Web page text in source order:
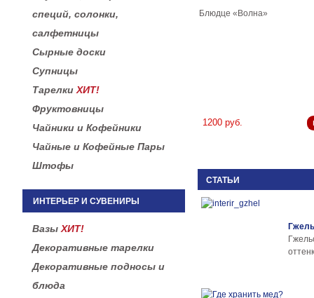
специй, солонки,
салфетницы
Сырные доски
Супницы
Тарелки ХИТ!
Фруктовницы
Чайники и Кофейники
Чайные и Кофейные Пары
Штофы
ИНТЕРЬЕР И СУВЕНИРЫ
Вазы ХИТ!
Декоративные тарелки
Декоративные подносы и
блюда
Блюдце «Волна»
1200 руб.
СТАТЬИ